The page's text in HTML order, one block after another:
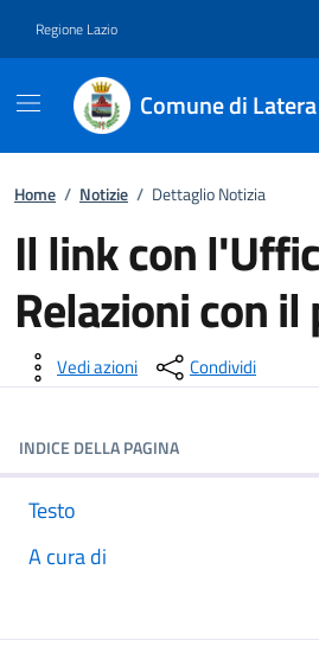
Regione Lazio
Comune di Latera
Home / Notizie / Dettaglio Notizia
Il link con
Relazioni con
Dettagli della
Vedi azioni Condividi
INDICE DELLA PAGINA
Testo
A cura di